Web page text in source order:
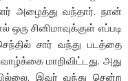
அழைத்து வந்தார். நான்
சினிமாவுக்குள் எப்படி
சார் வந்து படத்தை
மாறிவிட்டது. அது
இவர் வந்து சென்ற